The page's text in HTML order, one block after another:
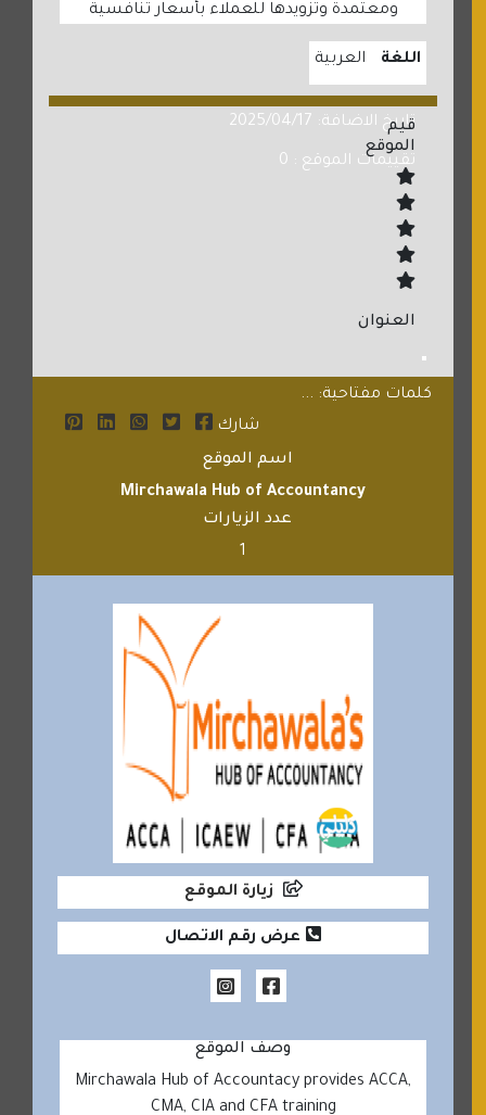
ومعتمدة وتزويدها للعملاء بأسعار تنافسية
اللغة العربية
تاريخ الاضافة: 2025/04/17
تقييمات الموقع : 0
قيم
الموقع
العنوان
كلمات مفتاحية: ...
شارك
اسم الموقع
Mirchawala Hub of Accountancy
عدد الزيارات
1
زيارة الموقع
عرض رقم الاتصال
وصف الموقع
Mirchawala Hub of Accountacy provides ACCA,
CMA, CIA and CFA training